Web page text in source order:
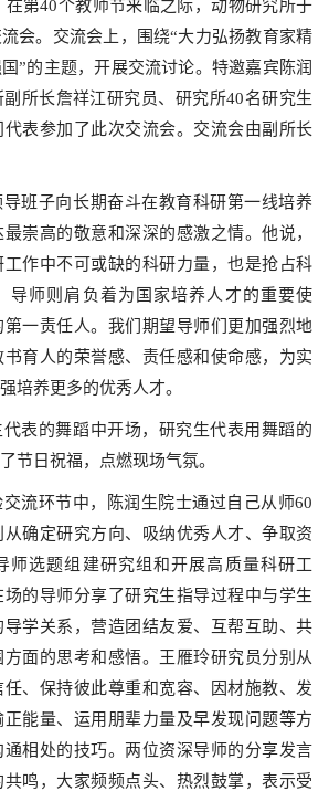
在第40个教师节来临之际，动物研究所于
会。交流会上，围绕“大力弘扬教育家精
”的主题，开展交流讨论。特邀嘉宾陈润
所长詹祥江研究员、研究所40名研究生
表参加了此次交流会。交流会由副所长
班子向长期奋斗在教育科研第一线培养
崇高的敬意和深深的感激之情。他说，
作中不可或缺的科研力量，也是抢占科
导师则肩负着为国家培养人才的重要使
一责任人。我们期望导师们更加强烈地
育人的荣誉感、责任感和使命感，为实
培养更多的优秀人才。
表的舞蹈中开场，研究生代表用舞蹈的
节日祝福，点燃现场气氛。
流环节中，陈润生院士通过自己从师60
确定研究方向、吸纳优秀人才、争取资
师选题组建研究组和开展高质量科研工
的导师分享了研究生指导过程中与学生
学关系，营造团结友爱、互帮互助、共
方面的思考和感悟。王雁玲研究员分别从
、保持彼此尊重和宽容、因材施教、发
能量、运用朋辈力量及早发现问题等方
相处的技巧。两位资深导师的分享发言
鸣，大家频频点头、热烈鼓掌，表示受